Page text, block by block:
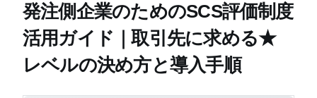
発注側企業のためのSCS評価制度
活用ガイド｜取引先に求める★
レベルの決め方と導入手順